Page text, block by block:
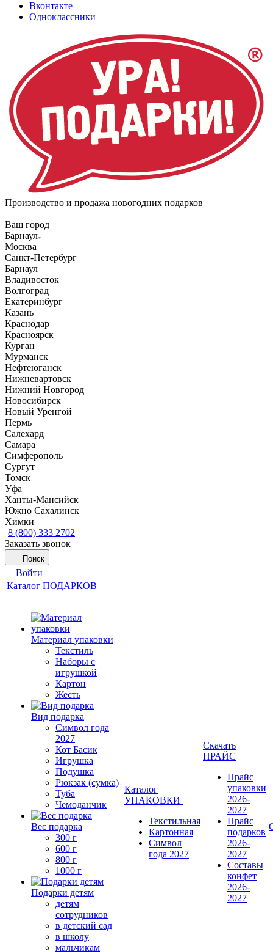
Вконтакте
Одноклассники
Производство и продажа новогодних подарков
Ваш город
Барнаул
Москва
Санкт-Петербург
Барнаул
Владивосток
Волгоград
Екатеринбург
Казань
Краснодар
Красноярск
Курган
Мурманск
Нефтеюганск
Нижневартовск
Нижний Новгород
Новосибирск
Новый Уренгой
Пермь
Салехард
Самара
Симферополь
Сургут
Томск
Уфа
Ханты-Мансийск
Южно Сахалинск
Химки
8 (800) 333 2702
Заказать звонок
Поиск
Войти
Каталог ПОДАРКОВ
Материал упаковки
Текстиль
Наборы с
игрушкой
Картон
Жесть
Вид подарка
Символ года
2027
Кот Басик
Игрушка
Подушка
Рюкзак (сумка)
Туба
Чемоданчик
Вес подарка
300 г
600 г
800 г
1000 г
Подарки детям
детям
сотрудников
в детский сад
в школу
мальчикам
Каталог
УПАКОВКИ
Текстильная
Картонная
Символ
года 2027
Скачать
ПРАЙС
Прайс
упаковки
2026-
2027
Прайс
подарков
2026-
2027
Составы
конфет
2026-
2027